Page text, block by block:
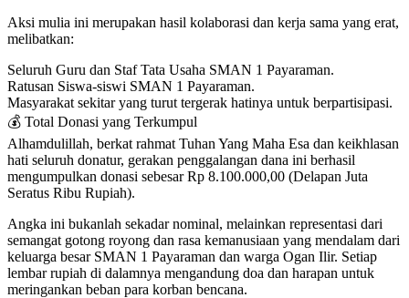
Aksi mulia ini merupakan hasil kolaborasi dan kerja sama yang erat,
melibatkan:
Seluruh Guru dan Staf Tata Usaha SMAN 1 Payaraman.
Ratusan Siswa-siswi SMAN 1 Payaraman.
Masyarakat sekitar yang turut tergerak hatinya untuk berpartisipasi.
💰 Total Donasi yang Terkumpul
Alhamdulillah, berkat rahmat Tuhan Yang Maha Esa dan keikhlasan
hati seluruh donatur, gerakan penggalangan dana ini berhasil
mengumpulkan donasi sebesar Rp 8.100.000,00 (Delapan Juta
Seratus Ribu Rupiah).
Angka ini bukanlah sekadar nominal, melainkan representasi dari
semangat gotong royong dan rasa kemanusiaan yang mendalam dari
keluarga besar SMAN 1 Payaraman dan warga Ogan Ilir. Setiap
lembar rupiah di dalamnya mengandung doa dan harapan untuk
meringankan beban para korban bencana.